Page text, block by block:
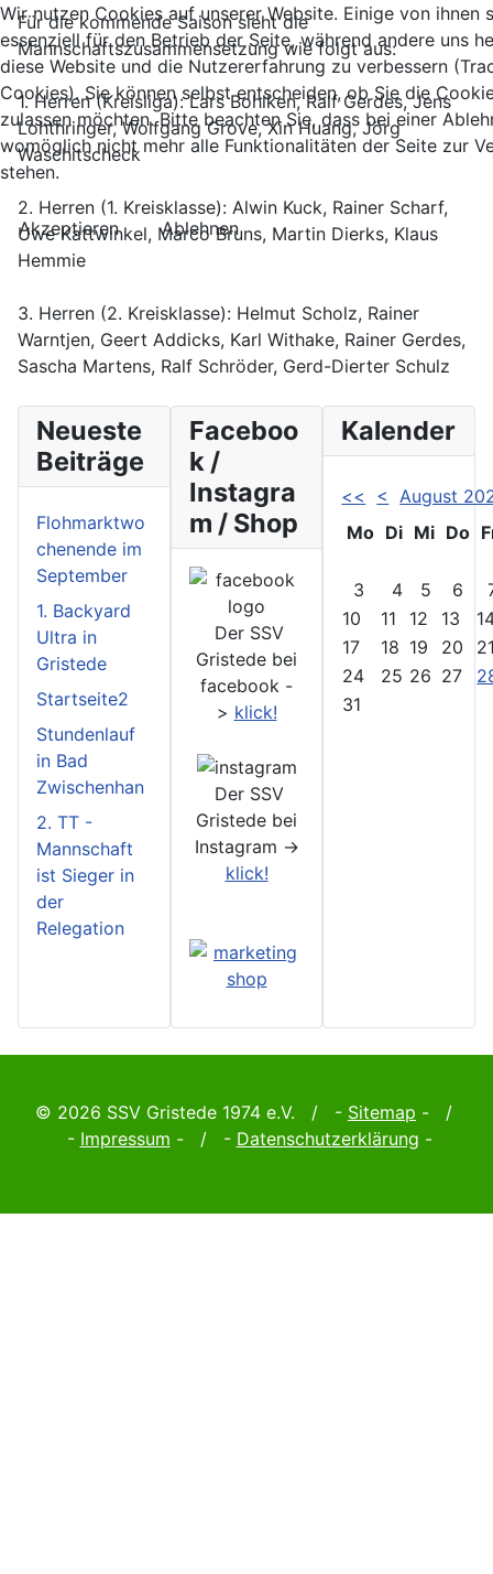
Für die kommende Saison sieht die
Mannschaftszusammensetzung wie folgt aus:
1. Herren (Kreisliga): Lars Bohlken, Ralf Gerdes, Jens
Lohthringer, Wolfgang Grove, Xin Huang, Jörg
Waschitscheck
2. Herren (1. Kreisklasse): Alwin Kuck, Rainer Scharf,
Uwe Kattwinkel, Marco Bruns, Martin Dierks, Klaus
Hemmie
3. Herren (2. Kreisklasse): Helmut Scholz, Rainer
Warntjen, Geert Addicks, Karl Withake, Rainer Gerdes,
Sascha Martens, Ralf Schröder, Gerd-Dierter Schulz
Neueste
Beiträge
Flohmarktwo
chenende im
September
1. Backyard
Ultra in
Gristede
Startseite2
Stundenlauf
in Bad
Zwischenhan
2. TT -
Mannschaft
ist Sieger in
der
Relegation
Faceboo
k /
Instagra
m / Shop
Der SSV
Gristede bei
facebook -
> klick!
Der SSV
Gristede bei
Instagram ->
klick!
Kalender
<< <
August
Mo Di Mi Do
3 4 5 6
10
11 12 13
17
18 19 20
24
25 26 27
31
© 2026 SSV Gristede 1974 e.V. / - Sitemap - /
- Impressum - / - Datenschutzerklärung -
Wir nutzen Cookies auf unserer Website. Einige von ihnen
essenziell für den Betrieb der Seite, während andere uns
diese Website und die Nutzererfahrung zu verbessern
Cookies). Sie können selbst entscheiden, ob Sie die
zulassen möchten. Bitte beachten Sie, dass bei einer
womöglich nicht mehr alle Funktionalitäten der Seite zur
stehen.
Akzeptieren Ablehnen